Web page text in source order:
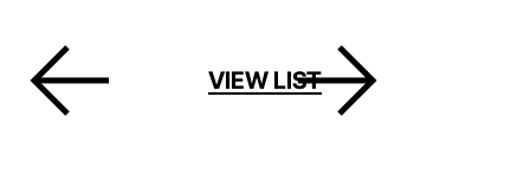
VIEW LIST